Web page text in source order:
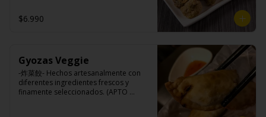
por dentro.
Champiñones, pimienta, sal, ajo,
cebollín, azúcar), huevo, aceite, agua,
maicena, harina tapioca, harina trigo,
sal.
$6.990
Gyozas Veggie
-炸菜餃- Hechos artesanalmente con
diferentes ingredientes frescos y
finamente seleccionados. (APTO